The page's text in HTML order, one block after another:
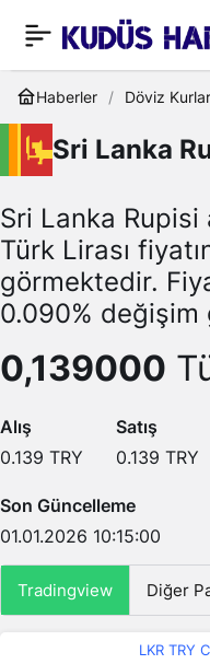
Haberler Döviz
Sri Lanka
Sri Lanka Rupisi
Türk Lirası
görmektedir.
0.090%
0,139000
Alış
0.139 TRY
Satış
0.139 TRY
Son Güncelleme
01.01.2026 10:15:00
Tradingview Diğer
LKR TRY